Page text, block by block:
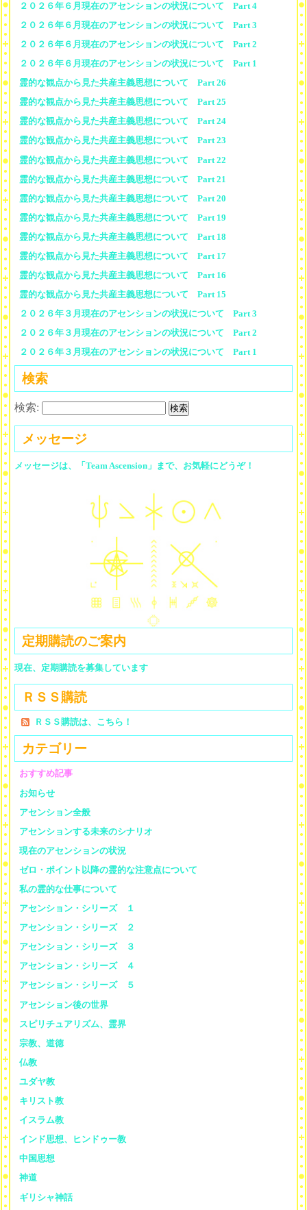
２０２６年６月現在のアセンションの状況について Part 4
２０２６年６月現在のアセンションの状況について Part 3
２０２６年６月現在のアセンションの状況について Part 2
２０２６年６月現在のアセンションの状況について Part 1
霊的な観点から見た共産主義思想について Part 26
霊的な観点から見た共産主義思想について Part 25
霊的な観点から見た共産主義思想について Part 24
霊的な観点から見た共産主義思想について Part 23
霊的な観点から見た共産主義思想について Part 22
霊的な観点から見た共産主義思想について Part 21
霊的な観点から見た共産主義思想について Part 20
霊的な観点から見た共産主義思想について Part 19
霊的な観点から見た共産主義思想について Part 18
霊的な観点から見た共産主義思想について Part 17
霊的な観点から見た共産主義思想について Part 16
霊的な観点から見た共産主義思想について Part 15
２０２６年３月現在のアセンションの状況について Part 3
２０２６年３月現在のアセンションの状況について Part 2
２０２６年３月現在のアセンションの状況について Part 1
検索
検索:
メッセージ
メッセージは、「Team Ascension」まで、お気軽にどうぞ！
定期購読のご案内
現在、定期購読を募集しています
ＲＳＳ購読
ＲＳＳ購読は、こちら！
カテゴリー
おすすめ記事
お知らせ
アセンション全般
アセンションする未来のシナリオ
現在のアセンションの状況
ゼロ・ポイント以降の霊的な注意点について
私の霊的な仕事について
アセンション・シリーズ １
アセンション・シリーズ ２
アセンション・シリーズ ３
アセンション・シリーズ ４
アセンション・シリーズ ５
アセンション後の世界
スピリチュアリズム、霊界
宗教、道徳
仏教
ユダヤ教
キリスト教
イスラム教
インド思想、ヒンドゥー教
中国思想
神道
ギリシャ神話